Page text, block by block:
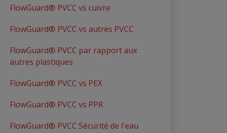
FlowGuard® PVCC vs cuivre
FlowGuard® PVCC vs autres PVCC
FlowGuard® PVCC par rapport aux
autres plastiques
FlowGuard® PVCC vs PEX
FlowGuard® PVCC vs PPR
FlowGuard® PVCC Sécurité de l'eau